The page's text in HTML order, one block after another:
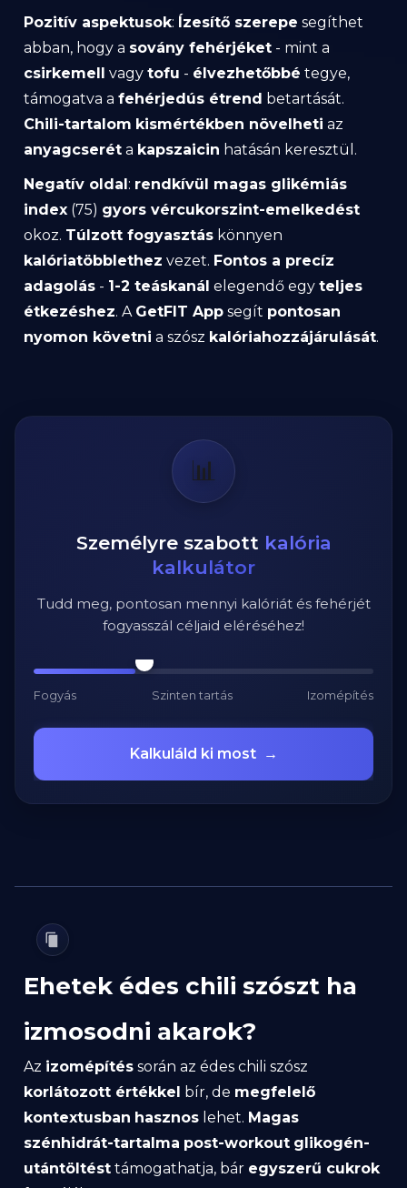
Pozitív aspektusok: Ízesítő szerepe segíthet
abban, hogy a sovány fehérjéket - mint a
csirkemell vagy tofu - élvezhetőbbé tegye,
támogatva a fehérjedús étrend betartását.
Chili-tartalom kismértékben növelheti az
anyagcserét a kapszaicin hatásán keresztül.
Negatív oldal: rendkívül magas glikémiás
index (75) gyors vércukorszint-emelkedést
okoz. Túlzott fogyasztás könnyen
kalóriatöbblethez vezet. Fontos a precíz
adagolás - 1-2 teáskanál elegendő egy teljes
étkezéshez. A GetFIT App segít pontosan
nyomon követni a szósz kalóriahozzájárulását.
📊
Személyre szabott kalória
kalkulátor
Tudd meg, pontosan mennyi kalóriát és fehérjét
fogyasszál céljaid eléréséhez!
Fogyás Szinten tartás Izomépítés
Kalkuláld ki most →
Ehetek édes chili szószt ha
izmosodni akarok?
Az izomépítés során az édes chili szósz
korlátozott értékkel bír, de megfelelő
kontextusban hasznos lehet. Magas
szénhidrát-tartalma post-workout glikogén-
utántöltést támogathatja, bár egyszerű cukrok